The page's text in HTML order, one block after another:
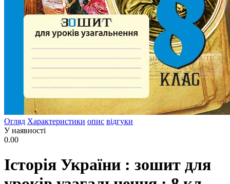
Огляд Характеристики опис відгуки
У наявності
0.00
Історія України : зошит для